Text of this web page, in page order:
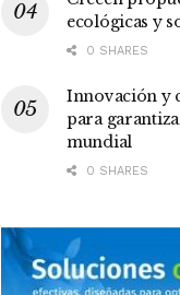
ecológicas y
0 SHARES
Innovación y
para
mundial
0 SHARES